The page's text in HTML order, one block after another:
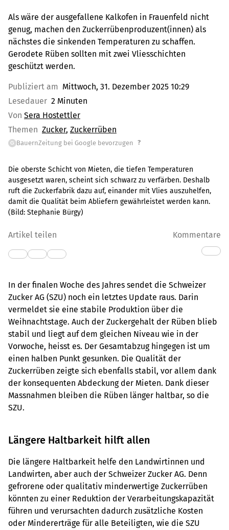
Als wäre der ausgefallene Kalkofen in Frauenfeld nicht
genug, machen den Zuckerrübenproduzent(innen) als
nächstes die sinkenden Temperaturen zu schaffen.
Gerodete Rüben sollten mit zwei Vliesschichten
geschützt werden.
Publiziert am Mittwoch, 31. Dezember 2025 10:29
Lesedauer 2 Minuten
Von Sera Hostettler
Themen Zucker Zuckerrüben
G BauernZeitung bei Google bevorzugen ?
Die oberste Schicht von Mieten, die tiefen Temperaturen
ausgesetzt waren, scheint sich schwarz zu verfärben. Deshalb
ruft die Zuckerfabrik dazu auf, einander mit Vlies auszuhelfen,
damit die Qualität beim Abliefern gewährleistet werden kann.
(Bild: Stephanie Bürgy)
Artikel teilen Kommentare
In der finalen Woche des Jahres sendet die Schweizer
Zucker AG (SZU) noch ein letztes Update raus. Darin
vermeldet sie eine stabile Produktion über die
Weihnachtstage. Auch der Zuckergehalt der Rüben blieb
stabil und liegt auf dem gleichen Niveau wie in der
Vorwoche, heisst es. Der Gesamtabzug hingegen ist um
einen halben Punkt gesunken. Die Qualität der
Zuckerrüben zeigte sich ebenfalls stabil, vor allem dank
der konsequenten Abdeckung der Mieten. Dank dieser
Massnahmen bleiben die Rüben länger haltbar, so die
SZU.
Längere Haltbarkeit hilft allen
Die längere Haltbarkeit helfe den Landwirtinnen und
Landwirten, aber auch der Schweizer Zucker AG. Denn
gefrorene oder qualitativ minderwertige Zuckerrüben
könnten zu einer Reduktion der Verarbeitungskapazität
führen und verursachten dadurch zusätzliche Kosten
oder Mindererträge für alle Beteiligten, wie die SZU